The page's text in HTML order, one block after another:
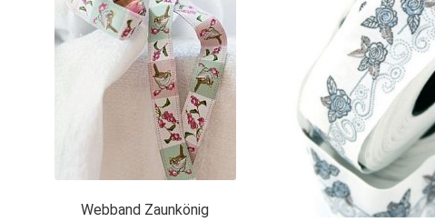
Webband Zaunkönig